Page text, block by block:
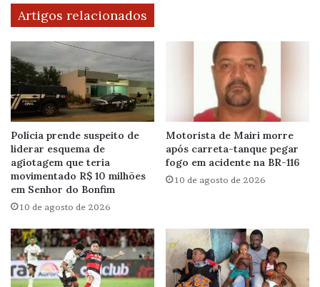
Artigos relacionados
Polícia prende suspeito de
liderar esquema de
agiotagem que teria
movimentado R$ 10 milhões
em Senhor do Bonfim
10 de agosto de 2026
Motorista de Mairi morre
após carreta-tanque pegar
fogo em acidente na BR-116
10 de agosto de 2026